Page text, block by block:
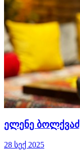
ელენე
28 სექ 2025